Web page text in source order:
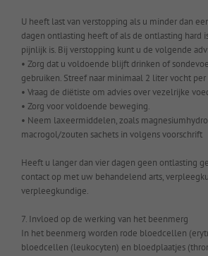
U heeft last van verstopping als u minder dan
dagen ontlasting heeft of als de ontlasting hard
pijnlijk is. Bij verstopping kunt u de volgende
• Zorg dat u voldoende blijft drinken of
gebruiken. Streef naar minimaal 2 liter vocht per
• Vraag de diëtiste om advies over vezelrijke
• Zorg voor voldoende beweging.
• Neem laxeermiddelen, zoals
macrogol/zouten sachets in volgens voorschrift
Heeft u langer dan vier dagen geen ontlasting
contact op met uw behandelend arts,
verpleegkundige.
7. Invloed op de werking van het beenmerg
In het beenmerg worden rode bloedcellen
bloedcellen (leukocyten) en bloedplaatjes